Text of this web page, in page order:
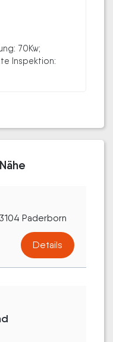
70Kw;
Inspektion:
Paderborn
Details